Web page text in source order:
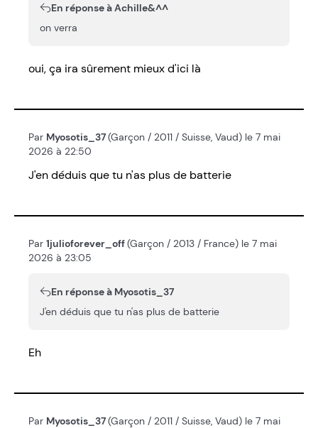
En réponse à Achille&^^
on verra
oui, ça ira sûrement mieux d'ici là
Par Myosotis_37(Garçon / 2011 / Suisse, Vaud) le 7 mai
2026 à 22:50
J'en déduis que tu n'as plus de batterie
Par 1julioforever_off(Garçon / 2013 / France) le 7 mai
2026 à 23:05
En réponse à Myosotis_37
J'en déduis que tu n'as plus de batterie
Eh
Par Myosotis_37(Garçon / 2011 / Suisse, Vaud) le 7 mai